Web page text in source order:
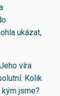
ukázat,
víra
Kolik
jsme?